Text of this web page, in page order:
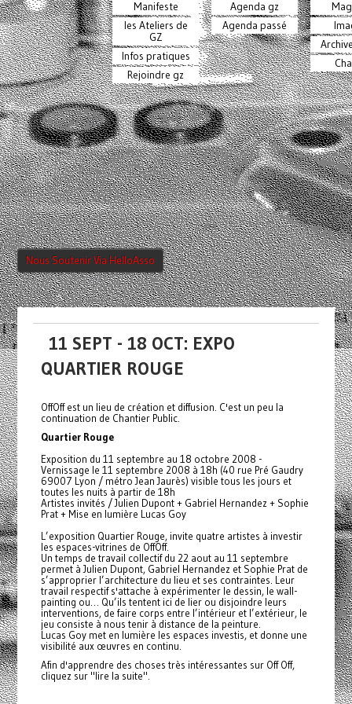
Manifeste
les Ateliers de
GZ
Infos pratiques
Rejoindre gz
Agenda gz
Agenda passé
Nous Soutenir Via HelloAsso
11 SEPT - 18 OCT: EXPO
QUARTIER ROUGE
OffOff est un lieu de création et diffusion. C'est un peu la
continuation de Chantier Public.
Quartier Rouge
Exposition du 11 septembre au 18 octobre 2008 -
Vernissage le 11 septembre 2008 à 18h (40 rue Pré Gaudry
69007 Lyon / métro Jean Jaurès) visible tous les jours et
toutes les nuits à partir de 18h
Artistes invités / Julien Dupont + Gabriel Hernandez + Sophie
Prat + Mise en lumière Lucas Goy
L’exposition Quartier Rouge, invite quatre artistes à investir
les espaces-vitrines de OffOff.
Un temps de travail collectif du 22 aout au 11 septembre
permet à Julien Dupont, Gabriel Hernandez et Sophie Prat de
s’approprier l’architecture du lieu et ses contraintes. Leur
travail respectif s'attache à expérimenter le dessin, le wall-
painting ou… Qu’ils tentent ici de lier ou disjoindre leurs
interventions, de faire corps entre l’intérieur et l’extérieur, le
jeu consiste à nous tenir à distance de la peinture.
Lucas Goy met en lumière les espaces investis, et donne une
visibilité aux œuvres en continu.
Afin d'apprendre des choses très intéressantes sur Off Off,
cliquez sur "lire la suite".